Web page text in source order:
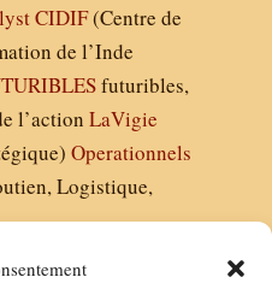
CIDIF(Centre de
de l’Inde
futuribles,
l’action LaVigie
Operationnels
Logistique,